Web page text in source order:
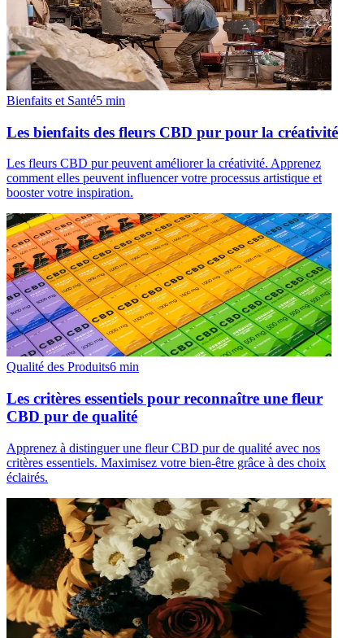
Bienfaits et Santé5 min
Les bienfaits des fleurs CBD pur pour la créativité
Les fleurs CBD pur peuvent améliorer la créativité. Apprenez
comment elles peuvent influencer votre processus artistique et
booster votre inspiration.
Qualité des Produits6 min
Les critères essentiels pour reconnaître une fleur
CBD pur de qualité
Apprenez à distinguer une fleur CBD pur de qualité avec nos
critères essentiels. Maximisez votre bien-être grâce à des choix
éclairés.